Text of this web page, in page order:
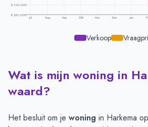
€ 340.000
€ 280.000
Jul Aug Sep Okt Nov Dec Jan
Verkoop
Prijsontwikkeling per maand -Harkema
Vraagprijs
Verkoopprijs
Juli
Augustus
€ 405.094
September € 421.470 € 421.749
Wat is mijn woning in
waard?
Het besluit om je woning in Harkema